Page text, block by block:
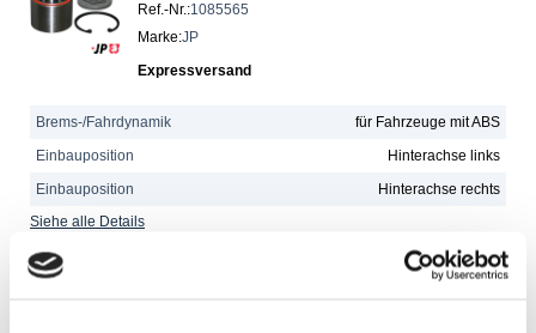
Ref.-Nr.:1085565
Marke:JP
Expressversand
Brems-/Fahrdynamik
für Fahrzeuge mit ABS
Einbauposition
Hinterachse links
Einbauposition
Hinterachse rechts
Siehe alle Details